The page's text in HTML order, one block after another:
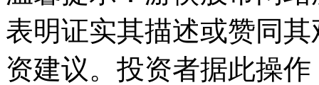
表明证实其描述或赞同
资建议。投资者据此操